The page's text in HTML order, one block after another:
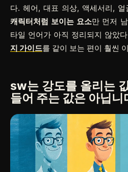
다. 헤어, 대표 의상, 액세서리, 얼
캐릭터처럼 보이는 요소만 먼저
타일 언어가 아직 정리되지 않았
지 가이드를 같이 보는 편이 훨씬
sw는 강도를 올리는
들어 주는 값은 아닙니